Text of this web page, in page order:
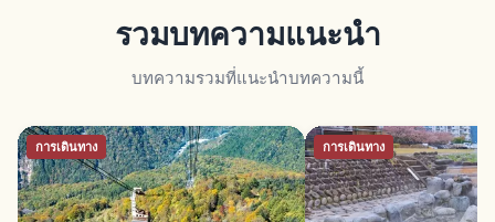
รวมบทความแนะนำ
บทความรวมที่แนะนำบทความนี้
การเดินทาง การเดินทาง